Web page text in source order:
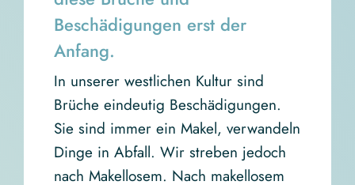
Beschädigungen erst der
Anfang.
In unserer westlichen Kultur sind
Brüche eindeutig Beschädigungen.
Sie sind immer ein Makel, verwandeln
Dinge in Abfall. Wir streben jedoch
nach Makellosem. Nach makellosem